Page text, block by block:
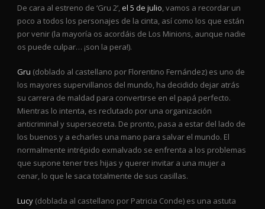
De cara al estreno de ‘Gru 2’, el 5 de julio, vamos a recordar un
poco a todos los personajes de la cinta, así como los que están
por venir (la mayoría os acordáis de Los Minions, aunque nadie
os puede culpar… ¡son la pera!).
Gru (doblado al castellano por Florentino Fernández) es uno de
los mayores supervillanos del mundo, ha decidido dejar atrás
su carrera de maldad para convertirse en el papá perfecto.
Mientras lo intenta, es reclutado por una organización
anticriminal y supersecreta. De pronto, pasa a estar del lado de
los buenos y a echarles una mano para salvar el mundo. El
normalmente intrépido exmalvado se enfrenta a los problemas
que supone tener tres hijas y querer invitar a una mujer a
cenar, lo que le saca totalmente de sus casillas.
Lucy (doblada al castellano por Patricia Conde) es una astuta